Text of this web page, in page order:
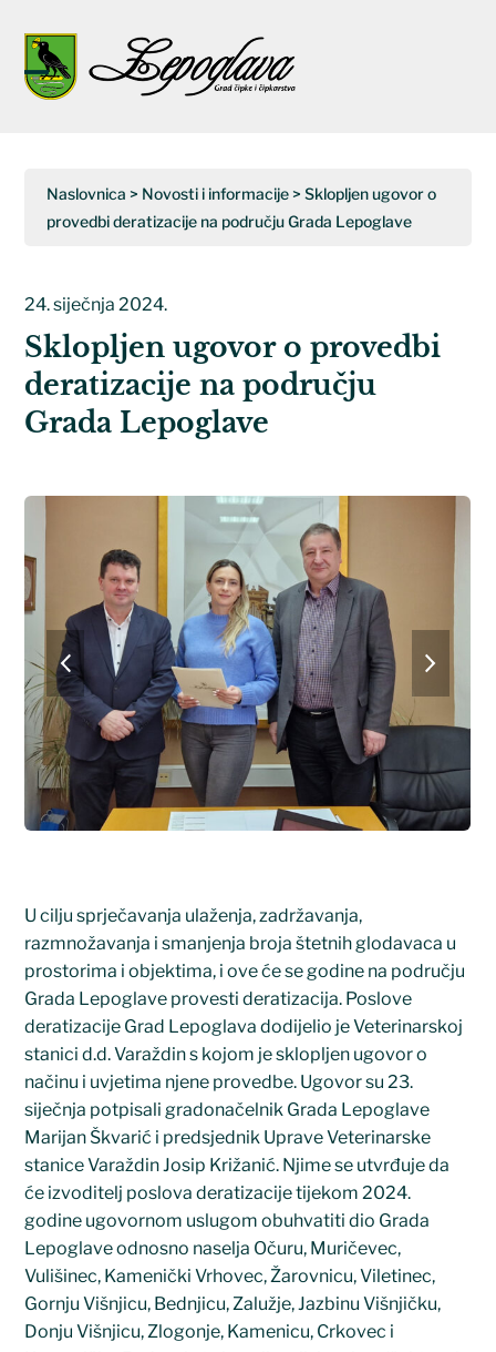
Ova
web
stranica
Open
Close
Naslovnica > Novosti i informacije >Sklopljen ugovor o
provedbi deratizacije na području Grada Lepoglave
24. siječnja 2024.
Sklopljen ugovor o provedbi
deratizacije na području
Grada Lepoglave
previous
slide
slide
U cilju sprječavanja ulaženja, zadržavanja,
razmnožavanja i smanjenja broja štetnih glodavaca u
prostorima i objektima, i ove će se godine na području
Grada Lepoglave provesti deratizacija. Poslove
deratizacije Grad Lepoglava dodijelio je Veterinarskoj
stanici d.d. Varaždin s kojom je sklopljen ugovor o
načinu i uvjetima njene provedbe. Ugovor su 23.
siječnja potpisali gradonačelnik Grada Lepoglave
Marijan Škvarić i predsjednik Uprave Veterinarske
stanice Varaždin Josip Križanić. Njime se utvrđuje da
će izvoditelj poslova deratizacije tijekom 2024.
godine ugovornom uslugom obuhvatiti dio Grada
Lepoglave odnosno naselja Očuru, Muričevec,
Vulišinec, Kamenički Vrhovec, Žarovnicu, Viletinec,
Gornju Višnjicu, Bednjicu, Zalužje, Jazbinu Višnjičku,
Donju Višnjicu, Zlogonje, Kamenicu, Crkovec i